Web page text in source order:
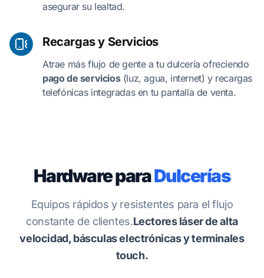
asegurar su lealtad.
Recargas y Servicios
Atrae más flujo de gente a tu dulcería ofreciendo
pago de servicios(luz, agua, internet) y recargas
telefónicas integradas en tu pantalla de venta.
Hardware paraDulcerías
Equipos rápidos y resistentes para el flujo
constante de clientes.Lectores láser de alta
velocidad, básculas electrónicas y terminales
touch.